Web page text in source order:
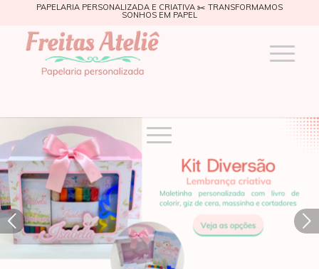
PAPELARIA PERSONALIZADA E CRIATIVA ✂️ TRANSFORMAMOS
SONHOS EM PAPEL
Próximo